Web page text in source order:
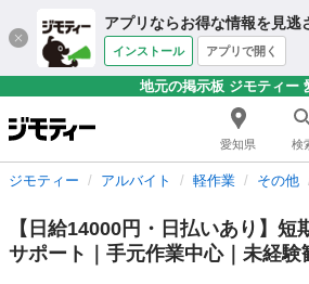
アプリならお得な情報を見逃
インストール アプリで開く
地元の掲示板 ジモティー
愛知県 検
ジモティー アルバイト 軽作業 その他
【日給14000円・日払いあり】短
サポート｜手元作業中心｜未経験